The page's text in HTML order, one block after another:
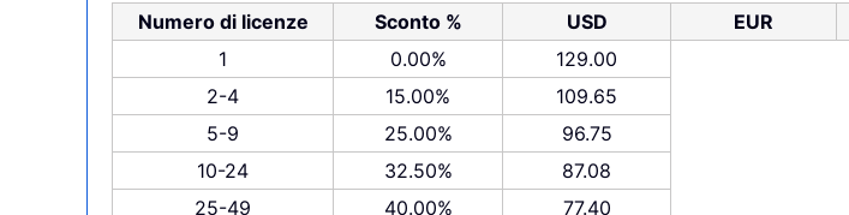
Numero di licenze Sconto % USD EUR
1
0.00% 129.00
2-4 15.00%
109.65
5-9
25.00%
96.75
10-24
32.50%
87.08
25-49
40.00%
77.40